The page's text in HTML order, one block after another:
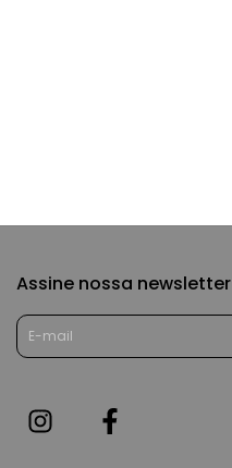
Assine nossa newsletter